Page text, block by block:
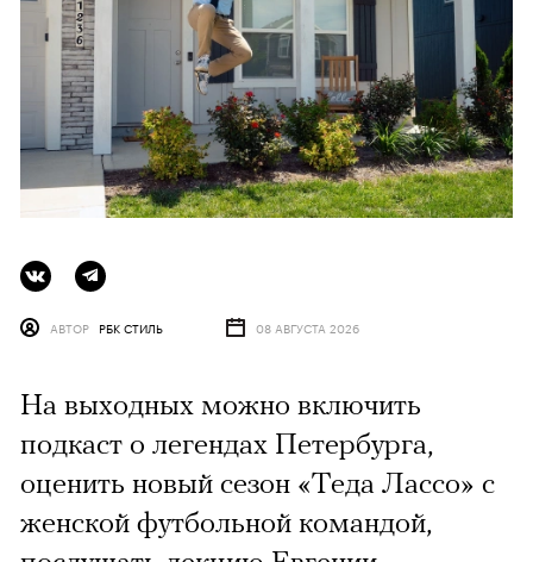
АВТОР РБК СТИЛЬ 08 АВГУСТА 2026
На выходных можно включить
подкаст о легендах Петербурга,
оценить новый сезон «Теда Лассо» с
женской футбольной командой,